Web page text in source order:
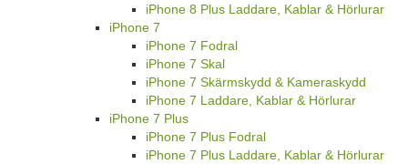
iPhone 8 Plus Laddare, Kablar & Hörlurar
iPhone 7
iPhone 7 Fodral
iPhone 7 Skal
iPhone 7 Skärmskydd & Kameraskydd
iPhone 7 Laddare, Kablar & Hörlurar
iPhone 7 Plus
iPhone 7 Plus Fodral
iPhone 7 Plus Laddare, Kablar & Hörlurar